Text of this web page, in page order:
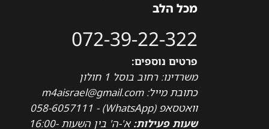
מכל הלב
072-39-22-322
פרטים נוספים:
משרדינו: רחוב בוסל 1 חולון
כתובת מייל: m4aisrael@gmail.com
וואטסאפ (WhatsApp) - 058-6057111
שעות פעילות:
א'-ה' בין השעות 16:00-